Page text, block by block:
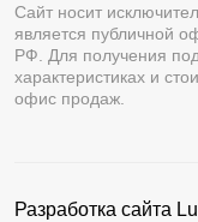
Сайт носит
является публичной
РФ. Для получения
характеристиках и
офис продаж.
Разработка сайта